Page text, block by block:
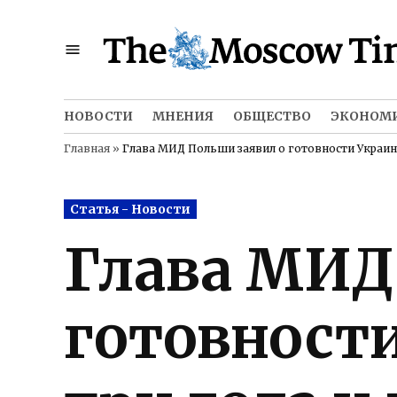
НОВОСТИ МНЕНИЯ ОБЩЕСТВО
Главная » Глава МИД Польши заявил о готовности
Posted
in
Статья - Новости
Глава